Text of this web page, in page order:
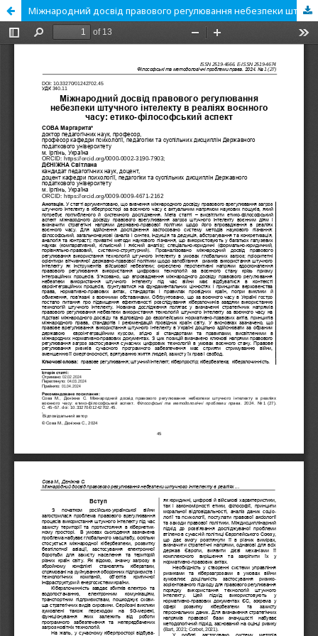
Міжнародний досвід правового регулювання небезпеки штучного інтелекту в реаліях воєнного часу: етико-філософський аспект